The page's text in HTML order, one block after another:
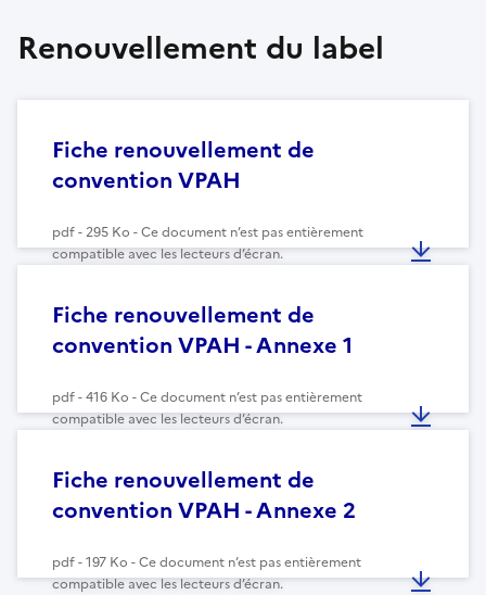
Renouvellement du label
Fiche renouvellement de
convention VPAH
pdf - 295 Ko - Ce document n’est pas entièrement
compatible avec les lecteurs d’écran.
Fiche renouvellement de
convention VPAH - Annexe 1
pdf - 416 Ko - Ce document n’est pas entièrement
compatible avec les lecteurs d’écran.
Fiche renouvellement de
convention VPAH - Annexe 2
pdf - 197 Ko - Ce document n’est pas entièrement
compatible avec les lecteurs d’écran.